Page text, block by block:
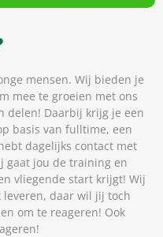
mensen. Wij bieden je
mee te groeien met ons
delen! Daarbij krijg je een
basis van fulltime, een
dagelijks contact met
gaat jou de training en
vliegende start krijgt! Wij
daar wil jij toch
om te reageren! Ook